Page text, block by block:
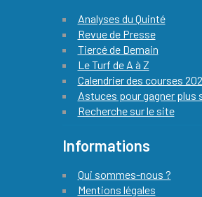
Analyses du Quinté
Revue de Presse
Tiercé de Demain
Le Turf de A à Z
Calendrier des courses
Astuces pour gagner plus
Recherche sur le site
Informations
Qui sommes-nous ?
Mentions légales